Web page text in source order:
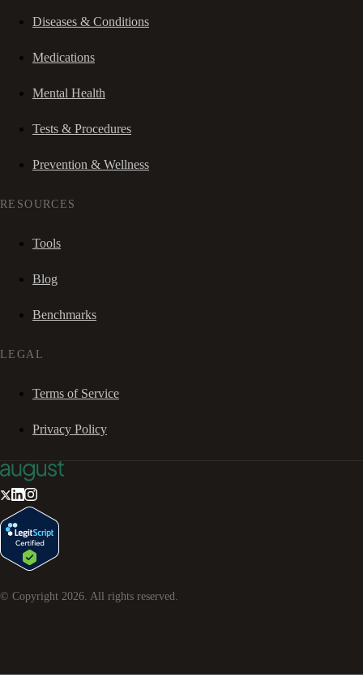
Diseases & Conditions
Medications
Mental Health
Tests & Procedures
Prevention & Wellness
RESOURCES
Tools
Blog
Benchmarks
LEGAL
Terms of Service
Privacy Policy
© Copyright 2026 . All rights reserved.